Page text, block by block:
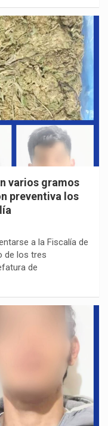
varios gramos
preventiva los
a la Fiscalía de
de los tres
de